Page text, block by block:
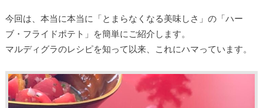
今回は、本当に本当に「とまらなくなる美味しさ」の「ハー
ブ・フライドポテト」を簡単にご紹介します。
マルディグラのレシピを知って以来、これにハマっています。